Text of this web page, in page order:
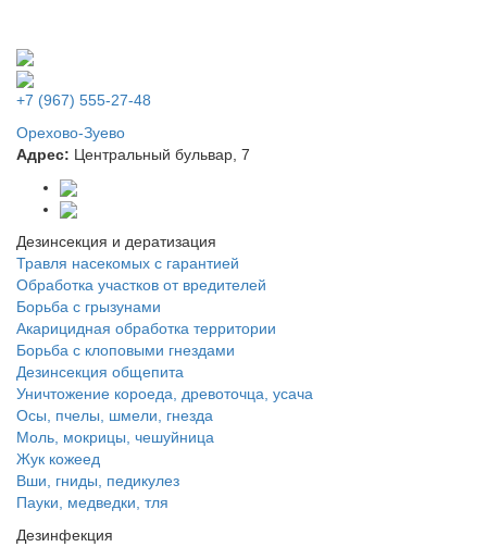
+7 (967) 555-27-48
Орехово-Зуево
Адрес: Центральный бульвар, 7
Дезинсекция и дератизация
Травля насекомых с гарантией
Обработка участков от вредителей
Борьба с грызунами
Акарицидная обработка территории
Борьба с клоповыми гнездами
Дезинсекция общепита
Уничтожение короеда, древоточца, усача
Осы, пчелы, шмели, гнезда
Моль, мокрицы, чешуйница
Жук кожеед
Вши, гниды, педикулез
Пауки, медведки, тля
Дезинфекция